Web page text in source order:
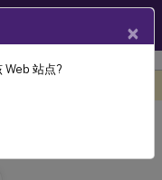
2407
×
Web 站点?